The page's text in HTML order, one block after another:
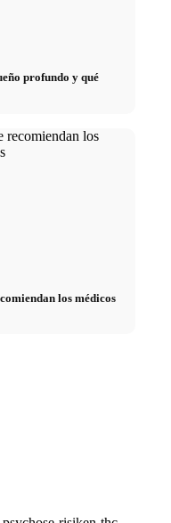
profundo y qué
los médicos